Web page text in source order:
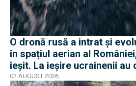
O dronă rusă a intrat și
în spațiul aerian al
ieșit. La ieșire ucrainenii au
02 AUGUST 2026